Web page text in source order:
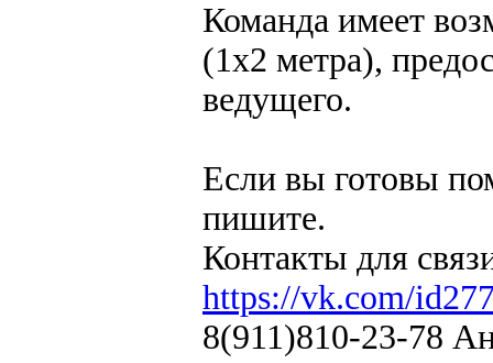
Команда имеет
(1x2 метра),
ведущего.
Если вы готовы
пишите.
Контакты для
https://vk.com/
8(911)810-23-78